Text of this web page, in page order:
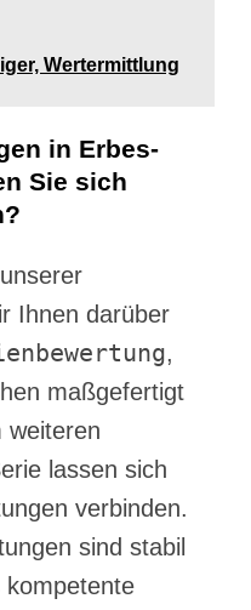
Wertermittlung
in Erbes-
Sie sich
Ihnen darüber
,
maßgefertigt
weiteren
lassen sich
verbinden.
sind stabil
kompetente